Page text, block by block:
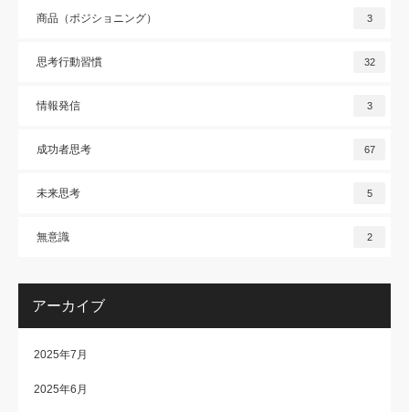
商品（ポジショニング） 3
思考行動習慣 32
情報発信 3
成功者思考 67
未来思考 5
無意識 2
アーカイブ
2025年7月
2025年6月